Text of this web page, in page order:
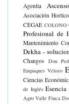
Agentia
Asociación
CEGAE COLONO
Profesional de
Mantenimiento
Dekha -
Changos
Don
Empaques Velozo
Ciencias
de Inglés
Agro Valle Finca